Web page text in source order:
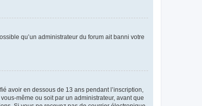
qu’un administrateur du forum ait banni votre
avoir en dessous de 13 ans pendant l’inscription,
même ou soit par un administrateur, avant que